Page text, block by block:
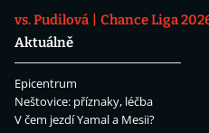
vs. Pudilová
Chance Liga
Aktuálně
Epicentrum
Neštovice: příznaky, léčba
V čem jezdí Yamal a Mesii?